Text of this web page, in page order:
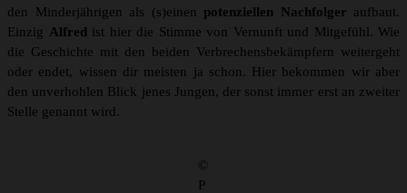
den Minderjährigen als (s)einen potenziellen Nachfolger aufbaut.
Einzig Alfred ist hier die Stimme von Vernunft und Mitgefühl. Wie
die Geschichte mit den beiden Verbrechensbekämpfern weitergeht
oder endet, wissen dir meisten ja schon. Hier bekommen wir aber
den unverhohlen Blick jenes Jungen, der sonst immer erst an zweiter
Stelle genannt wird.
©
P